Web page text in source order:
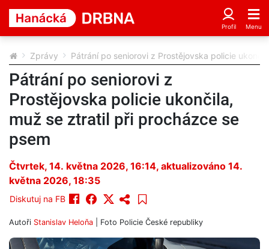
Zprávy Pátrání po seniorovi z Prostějovska policie
Pátrání po seniorovi z
Prostějovska policie ukončila,
muž se ztratil při procházce se
psem
Čtvrtek, 14. května 2026, 16:14, aktualizováno 14.
května 2026, 18:35
Diskutuj na FB
Autoři Stanislav Heloňa | Foto Policie České republiky